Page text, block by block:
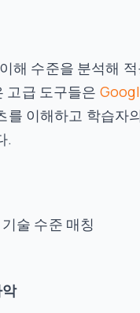
해 수준을 분석해
고급 도구들은
를 이해하고 학습자
.
술 수준 매칭